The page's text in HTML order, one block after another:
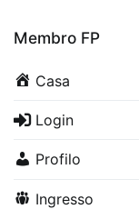
Membro FP
Casa
Login
Profilo
Ingresso